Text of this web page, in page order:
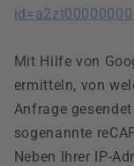
Mit Hilfe von
ermitteln, von
Anfrage
sogenannte
Neben Ihrer IP-